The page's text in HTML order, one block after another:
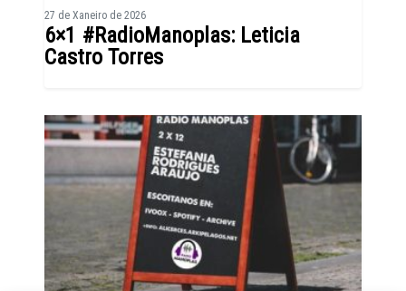
27 de Xaneiro de 2026
6×1 #RadioManoplas: Leticia
Castro Torres